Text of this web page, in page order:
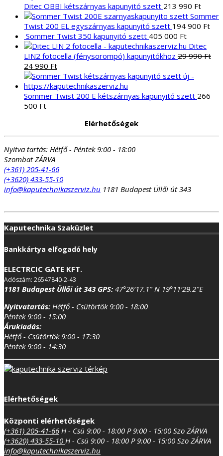
Ditec OBBI kétszárnyas kapunyitó szett 213 990 Ft
Sommer
Twist 200 EL egyszárnyas kapunyitó szett 194 900 Ft
Sommer Twist 350 kapunyitó szett 405 000 Ft
Ditec
LIN2 fotocella (fénysorompó) kapunyitókhoz 29 990Ft
Original
price
was:
29
990 Ft.
24 990 FtCurrent
price
is:
24
Sommer Twist 200 E kétszárnyas kapunyitó szett 266
500 Ft
Elérhetőségek
Nyitva tartás: Hétfő - Péntek 9:00 - 18:00
Szombat ZÁRVA
(+361) 205-41-66
(+3620) 433-55-10
info@kaputechnikaszerviz.hu 1181 Budapest Üllői út 343
Kaputechnika Szaküzlet
Bankkártya elfogadó hely
ELECTRCIC GATE KFT.
Adószám: 26547840-2-43
1181 Budapest Üllői út 343 GPS: 47°26’17.1″ N 19°11’29.2″E
Nyitvatartás: Hétfő - Csütörtök 9:00 - 18:00
Péntek 9:00 - 15:00
Árukiadás:
Hétfő - Csütörtök 9:00 - 17:30
Péntek 9:00 - 14:30
Elérhetőségek
Központi elérhetőségek
(+361) 205-41-66 H - Csü 9:00 - 18:00 P 9:00 - 15:00 Szo ZÁRVA
(+3620) 433-55-10 H - Csü 9:00 - 18:00 P 9:00 - 15:00 Szo ZÁRVA
info@kaputechnikaszerviz.hu